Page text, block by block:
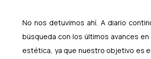
No nos detuvimos ahí. A diario
búsqueda con los últimos avances en
estética, ya que nuestro objetivo es